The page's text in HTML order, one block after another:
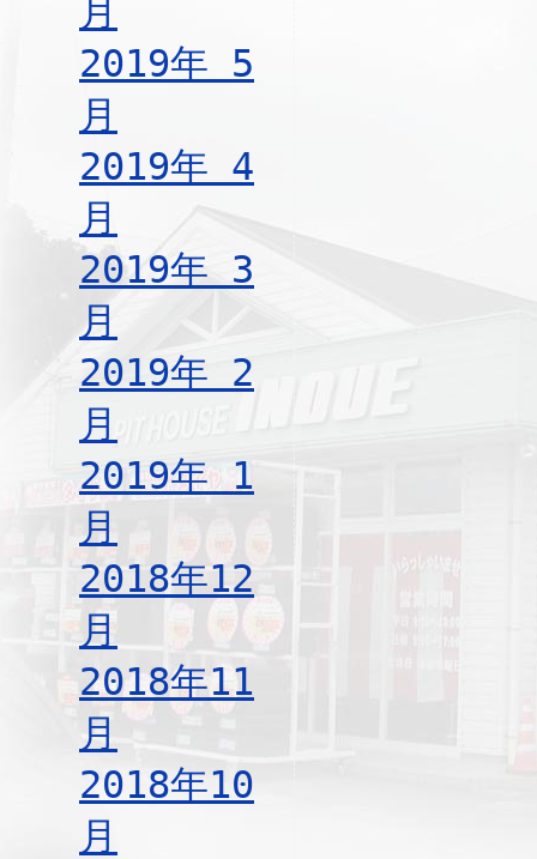
月
2019年 5
月
2019年 4
月
2019年 3
月
2019年 2
月
2019年 1
月
2018年12
月
2018年11
月
2018年10
月